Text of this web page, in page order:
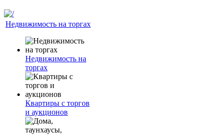
Недвижимость на торгах
Недвижимость на
торгах
Квартиры с торгов
и аукционов